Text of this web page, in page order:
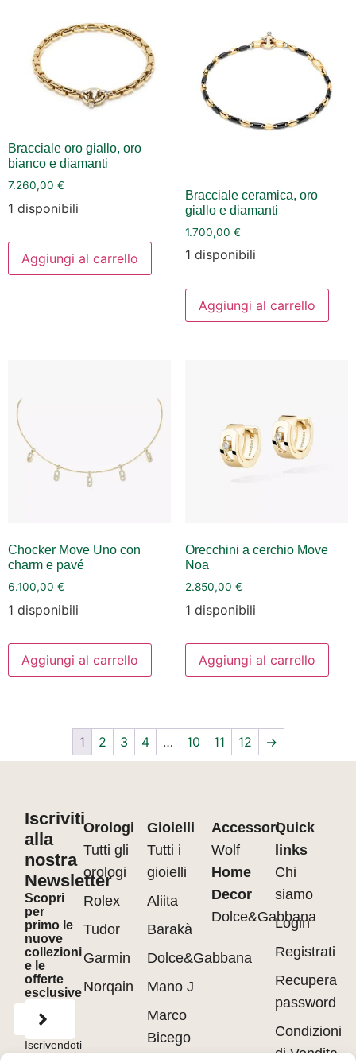
Bracciale oro giallo, oro
bianco e diamanti
7.260,00 €
1 disponibili
Aggiungi al carrello
Bracciale ceramica, oro
giallo e diamanti
1.700,00 €
1 disponibili
Aggiungi al carrello
Chocker Move Uno con
charm e pavé
6.100,00 €
1 disponibili
Aggiungi al carrello
Orecchini a cerchio Move
Noa
2.850,00 €
1 disponibili
Aggiungi al carrello
1 2 3 4 … 10 11 12 →
Iscriviti
alla
nostra
Newsletter
Scopri
per
primo le
nuove
collezioni
e le
offerte
esclusive
Iscrivendoti
accetti
Orologi
Tutti gli
orologi
Rolex
Tudor
Garmin
Norqain
Gioielli
Tutti i
gioielli
Aliita
Barakà
Dolce&Gabbana
Mano J
Marco
Bicego
Accessori
Wolf
Home
Decor
Dolce&Gabbana
Quick
links
Chi
siamo
Login
Registrati
Recupera
password
Condizioni
di Vendita